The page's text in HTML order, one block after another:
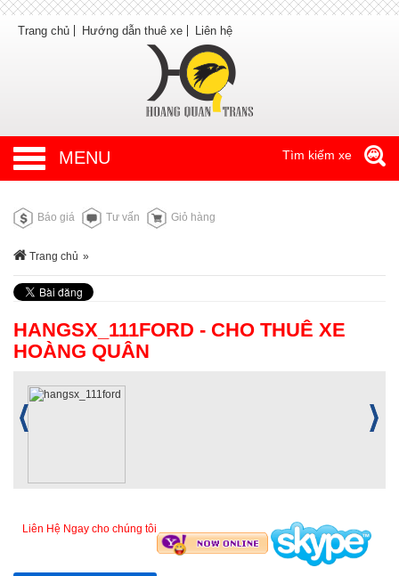
Trang chủ Hướng dẫn thuê xe Liên hệ
MENU Tìm kiếm xe
Báo giá Tư vấn Giỏ hàng
Trang chủ »
HANGSX_111FORD - CHO THUÊ XE
HOÀNG QUÂN
Liên Hệ Ngay cho chúng tôi